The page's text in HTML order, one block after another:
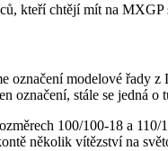
kteří chtějí mít na
označení modelové
označení, stále se jedná
100/100-18 a
několik vítězství na